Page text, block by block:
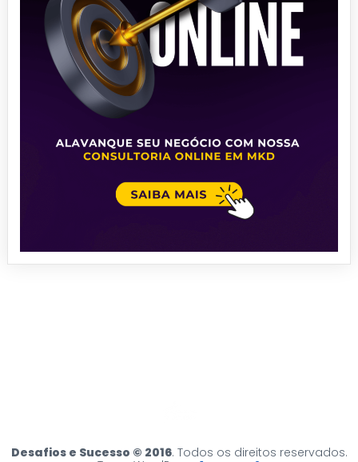
Desafios e Sucesso © 2016. Todos os direitos reservados.